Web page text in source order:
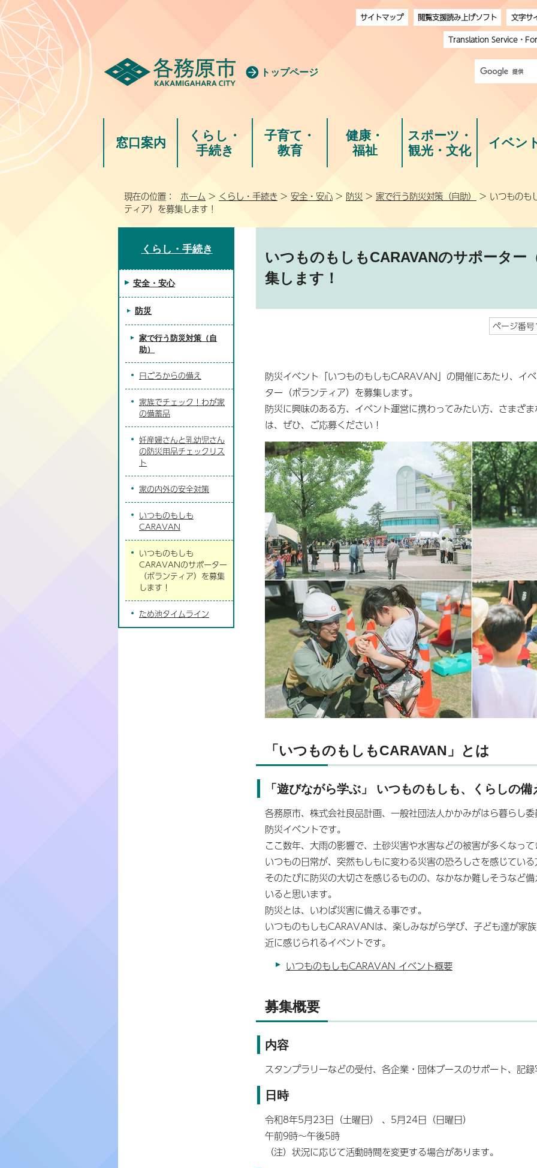
トップページ
サイトマップ 閲覧支援読み上げソフト
文字サ
Translation Service・
窓口案内
くらし・
手続き
子育て・
教育
健康・
福祉
スポーツ・
観光・文化
イベン
現在の位置： ホーム > くらし・手続き > 安全・安心 > 防災 > 家で行う防災対策（自助）
> いつものも
ティア）を募集します！
いつものもしもCARAVANのサポーター
集します！
ページ番
防災イベント「いつものもしもCARAVAN」の開催にあたり、イ
ター（ボランティア）を募集します。
防災に興味のある方、イベント運営に携わってみたい方、さまざ
は、ぜひ、ご応募ください！
「いつものもしもCARAVAN」とは
「遊びながら学ぶ」 いつものもしも、くらしの備
各務原市、株式会社良品計画、一般社団法人かかみがはら暮らし
防災イベントです。
ここ数年、大雨の影響で、土砂災害や水害などの被害が多くなっ
いつもの日常が、突然もしもに変わる災害の恐ろしさを感じてい
そのたびに防災の大切さを感じるものの、なかなか難しそうなど
いると思います。
防災とは、いわば災害に備える事です。
いつものもしもCARAVANは、楽しみながら学び、子ども達が家
近に感じられるイベントです。
いつものもしもCARAVAN イベント概要
募集概要
内容
スタンプラリーなどの受付、各企業・団体ブースのサポート、記
日時
令和8年5月23日（土曜日） 、5月24日（日曜日）
午前9時～午後5時
（注）状況に応じて活動時間を変更する場合があります。
くらし・手続き
安全・安心
防災
家で行う防災対策（自
助）
日ごろからの備え
家族でチェック！わが家
の備蓄品
妊産婦さんと乳幼児さん
の防災用品チェックリス
ト
家の内外の安全対策
いつものもしも
CARAVAN
いつものもしも
CARAVANのサポーター
（ボランティア）を募集
します！
ため池タイムライン